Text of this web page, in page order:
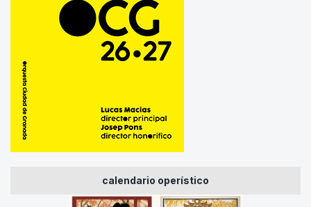
calendario operístico